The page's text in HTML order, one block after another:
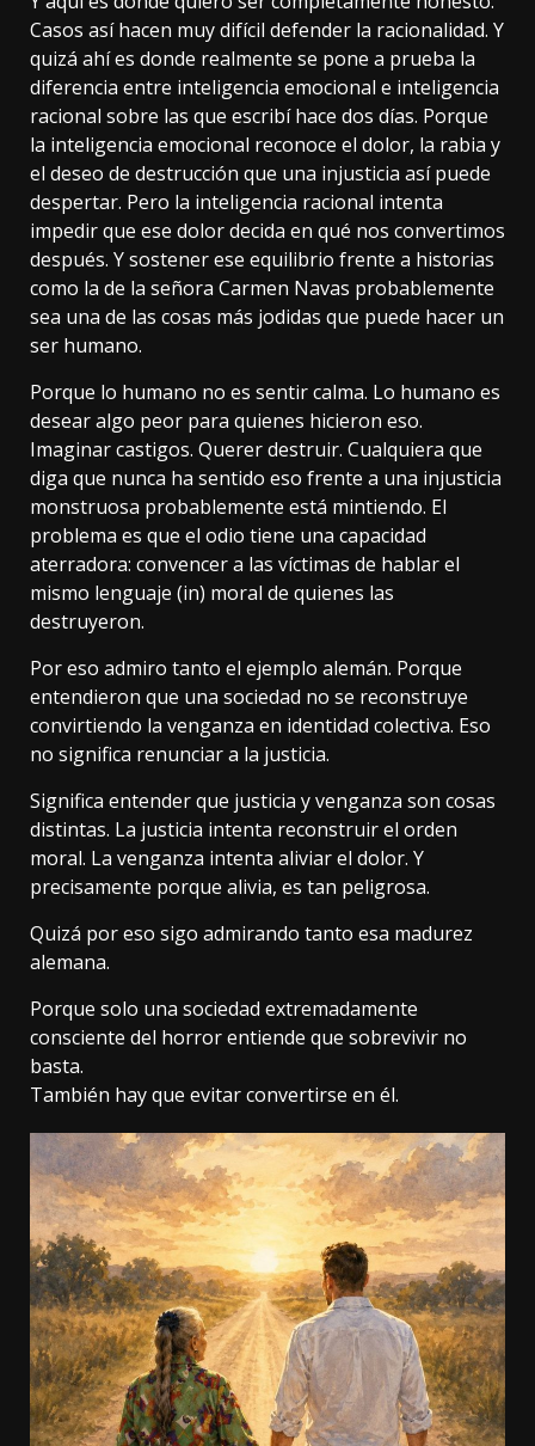
Casos así hacen muy difícil defender la racionalidad. Y
quizá ahí es donde realmente se pone a prueba la
diferencia entre inteligencia emocional e inteligencia
racional sobre las que escribí hace dos días. Porque
la inteligencia emocional reconoce el dolor, la rabia y
el deseo de destrucción que una injusticia así puede
despertar. Pero la inteligencia racional intenta
impedir que ese dolor decida en qué nos convertimos
después. Y sostener ese equilibrio frente a historias
como la de la señora Carmen Navas probablemente
sea una de las cosas más jodidas que puede hacer un
ser humano.
Porque lo humano no es sentir calma. Lo humano es
desear algo peor para quienes hicieron eso.
Imaginar castigos. Querer destruir. Cualquiera que
diga que nunca ha sentido eso frente a una injusticia
monstruosa probablemente está mintiendo. El
problema es que el odio tiene una capacidad
aterradora: convencer a las víctimas de hablar el
mismo lenguaje (in) moral de quienes las
destruyeron.
Por eso admiro tanto el ejemplo alemán. Porque
entendieron que una sociedad no se reconstruye
convirtiendo la venganza en identidad colectiva. Eso
no significa renunciar a la justicia.
Significa entender que justicia y venganza son cosas
distintas. La justicia intenta reconstruir el orden
moral. La venganza intenta aliviar el dolor. Y
precisamente porque alivia, es tan peligrosa.
Quizá por eso sigo admirando tanto esa madurez
alemana.
Porque solo una sociedad extremadamente
consciente del horror entiende que sobrevivir no
basta.
También hay que evitar convertirse en él.